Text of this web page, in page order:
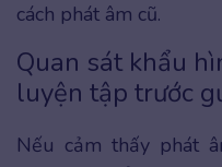
cách phát âm cũ.
Quan sát khẩu
luyện tập trước
Nếu cảm thấy phát